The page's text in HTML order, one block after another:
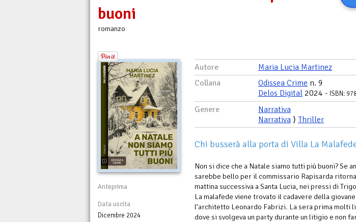
buoni
romanzo
Anteprima
Data uscita
Dicembre 2024
Autore
Maria Lucia Martinez
Collana
Odissea Crime n. 9
Delos Digital 2024 - ISBN:
Genere
Narrativa
Narrativa ⟩ Thriller
Chi busserà alla porta di Villa La
Non si dice che a Natale siamo tutti più buoni? Se
sarebbe bello per il commissario Rapisarda
mattina successiva a Santa Lucia, nei pressi di
La malafede viene trovato il cadavere della
l’architetto Leonardo Fabrizi. La sera prima molti
dove si svolgeva un party durante un litigio e non